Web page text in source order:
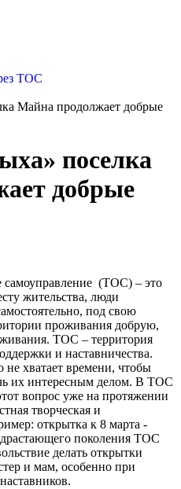
ТОС
Майна продолжает добрые
поселка
добрые
самоуправление (ТОС) – это
жительства, люди
под свою
проживания добрую,
ТОС – территория
и наставничества.
не хватает времени, чтобы
их интересным делом. В ТОС
вопрос уже на протяжении
творческая и
открытка к 8 марта -
поколения ТОС
делать открытки
и мам, особенно при